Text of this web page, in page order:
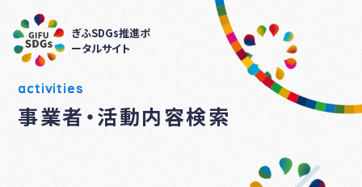
ぎふSDGs推進ポ
ータルサイト
activities
事業者・活動内容検索